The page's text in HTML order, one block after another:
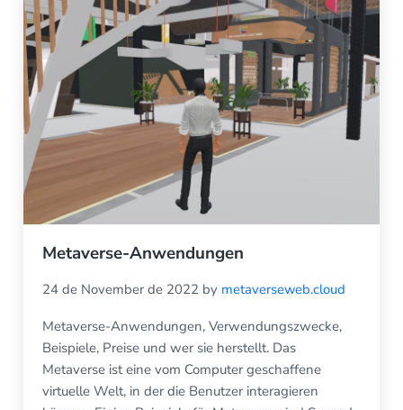
Metaverse-Anwendungen
24 de November de 2022 by metaverseweb.cloud
Metaverse-Anwendungen, Verwendungszwecke,
Beispiele, Preise und wer sie herstellt. Das
Metaverse ist eine vom Computer geschaffene
virtuelle Welt, in der die Benutzer interagieren